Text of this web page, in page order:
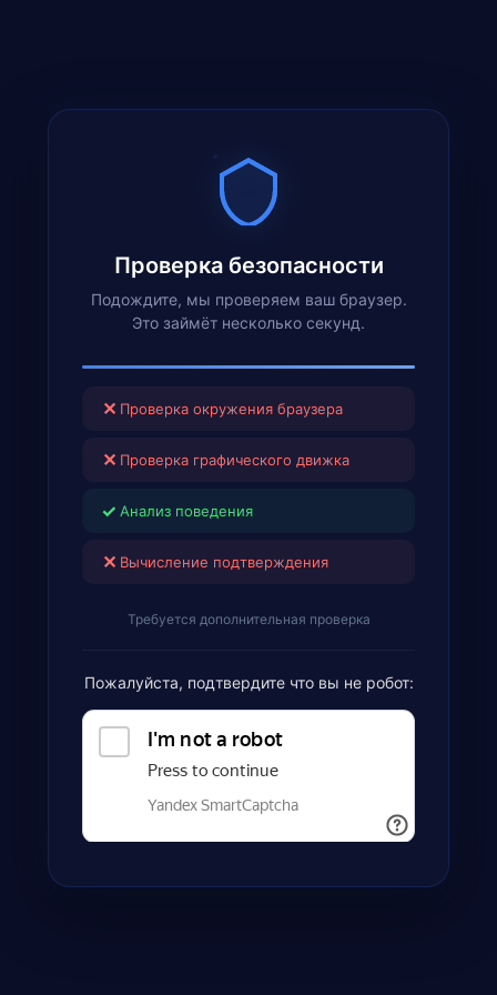
Проверка безопасности
Подождите, мы проверяем ваш браузер.
Это займёт несколько секунд.
✕ Проверка окружения браузера
✕ Проверка графического движка
✓ Анализ поведения
✕ Вычисление подтверждения
Требуется дополнительная проверка
Пожалуйста, подтвердите что вы не робот: